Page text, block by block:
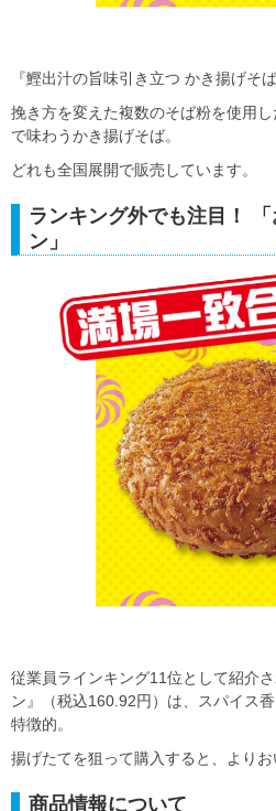
『鰹出汁の旨味引き立つ かき揚げそ
挽き方を変えた複数のそば粉を使用
で味わうかき揚げそば。
どれも全国展開で販売しています。
ランキング外でも注目！
ン」
従業員ラインキング11位として紹介
ン』（税込160.92円）は、スパイス
特徴的。
揚げたてを狙って購入すると、よりお
商品情報について